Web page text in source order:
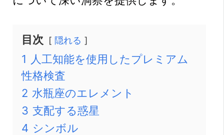
目次 隠れる
1 人工知能を使用したプレミアム
性格検査
2 水瓶座のエレメント
3 支配する惑星
4 シンボル